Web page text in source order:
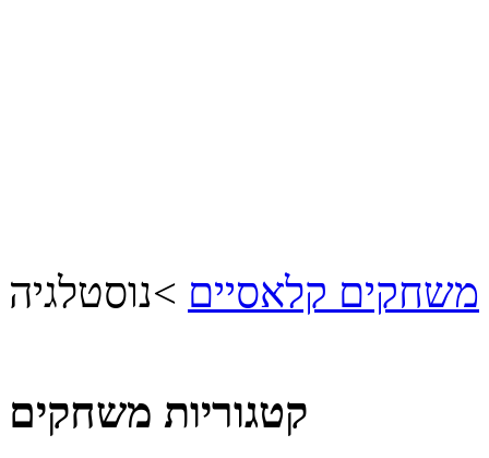
משחקים קלאסיים >נוסטלגיה
קטגוריות משחקים